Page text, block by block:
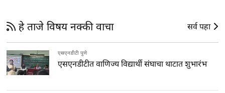
हे ताजे विषय नक्की वाचा सर्व पहा
एसएनडीटी पुणे
एसएनडीटीत वाणिज्य विद्यार्थी संघाचा थाटात शुभारंभ